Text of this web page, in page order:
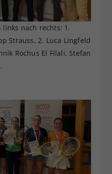
links nach rechts: 1.
Strauss, 2. Luca Lingfeld
Rochus El Filali, Stefan